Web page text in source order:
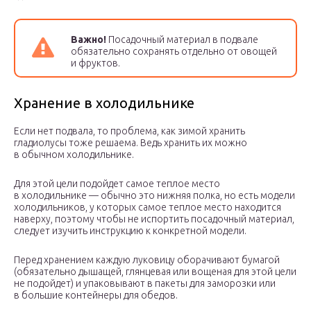
Важно! Посадочный материал в подвале
обязательно сохранять отдельно от овощей
и фруктов.
Хранение в холодильнике
Если нет подвала, то проблема, как зимой хранить
гладиолусы тоже решаема. Ведь хранить их можно
в обычном холодильнике.
Для этой цели подойдет самое теплое место
в холодильнике — обычно это нижняя полка, но есть модели
холодильников, у которых самое теплое место находится
наверху, поэтому чтобы не испортить посадочный материал,
следует изучить инструкцию к конкретной модели.
Перед хранением каждую луковицу оборачивают бумагой
(обязательно дышащей, глянцевая или вощеная для этой цели
не подойдет) и упаковывают в пакеты для заморозки или
в большие контейнеры для обедов.